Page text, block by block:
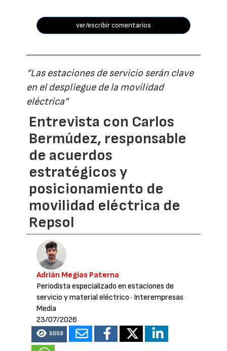
ver/escribir comentarios
“Las estaciones de servicio serán clave
en el despliegue de la movilidad
eléctrica”
Entrevista con Carlos
Bermúdez, responsable
de acuerdos
estratégicos y
posicionamiento de
movilidad eléctrica de
Repsol
Adrián Megías Paterna
Periodista especializado en estaciones de
servicio y material eléctrico · Interempresas
Media
23/07/2026
5059